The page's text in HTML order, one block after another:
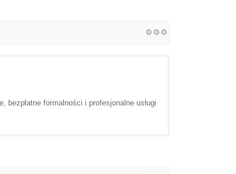
bezpłatne formalności i profesjonalne usługi